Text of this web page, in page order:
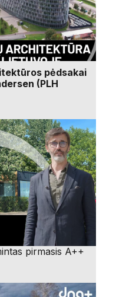
pėdsakai
(PLH
pirmasis A++